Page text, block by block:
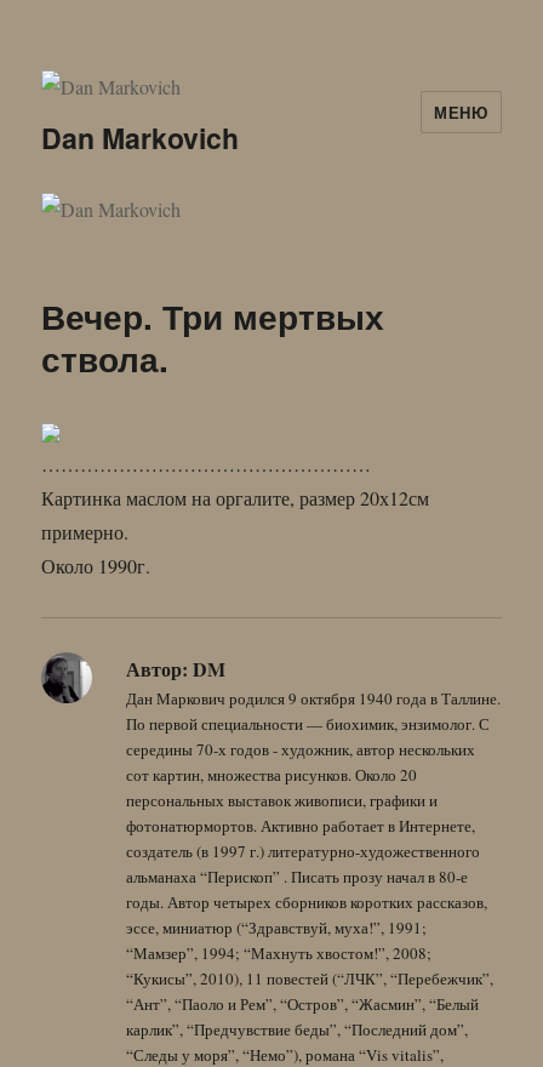
Dan Markovich
МЕНЮ
Вечер. Три мертвых
ствола.
……………………………………………
Картинка маслом на оргалите, размер 20х12см
примерно.
Около 1990г.
Автор: DM
Дан Маркович родился 9 октября 1940 года в Таллине.
По первой специальности — биохимик, энзимолог. С
середины 70-х годов - художник, автор нескольких
сот картин, множества рисунков. Около 20
персональных выставок живописи, графики и
фотонатюрмортов. Активно работает в Интернете,
создатель (в 1997 г.) литературно-художественного
альманаха “Перископ” . Писать прозу начал в 80-е
годы. Автор четырех сборников коротких рассказов,
эссе, миниатюр (“Здравствуй, муха!”, 1991;
“Мамзер”, 1994; “Махнуть хвостом!”, 2008;
“Кукисы”, 2010), 11 повестей (“ЛЧК”, “Перебежчик”,
“Ант”, “Паоло и Рем”, “Остров”, “Жасмин”, “Белый
карлик”, “Предчувствие беды”, “Последний дом”,
“Следы у моря”, “Немо”), романа “Vis vitalis”,